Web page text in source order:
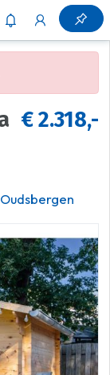
€ 2.318,-
Oudsbergen